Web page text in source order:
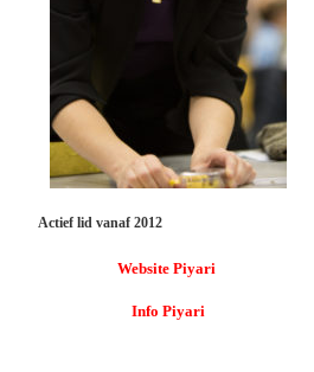
Actief lid vanaf 2012
Website Piyari
Info Piyari